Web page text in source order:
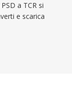
a TCR si
e scarica